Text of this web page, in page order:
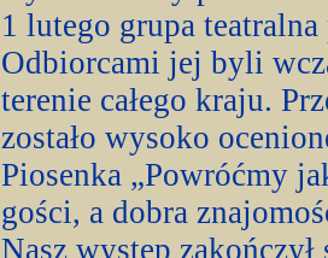
1 lutego grupa
Odbiorcami jej byli
terenie całego kraju.
zostało wysoko
Piosenka „Powróćmy
gości, a dobra
Nasz występ